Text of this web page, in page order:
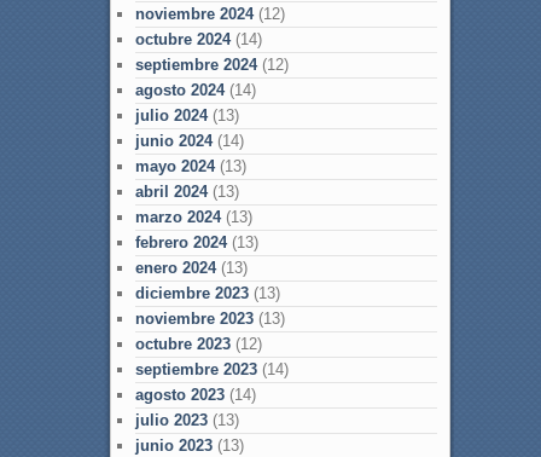
noviembre 2024(12)
octubre 2024(14)
septiembre 2024(12)
agosto 2024(14)
julio 2024(13)
junio 2024(14)
mayo 2024(13)
abril 2024(13)
marzo 2024(13)
febrero 2024(13)
enero 2024(13)
diciembre 2023(13)
noviembre 2023(13)
octubre 2023(12)
septiembre 2023(14)
agosto 2023(14)
julio 2023(13)
junio 2023(13)